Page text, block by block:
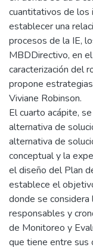
cuantitativos de los
establecer una
procesos de la IE,
MBDDirectivo, en
caracterización del
propone
Viviane Robinson.
El cuarto acápite,
alternativa de
alternativa de
conceptual y la
el diseño del Plan
establece el
donde se
responsables y
de Monitoreo y
que tiene entre sus